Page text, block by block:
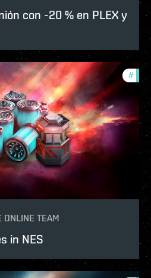
con -20 % en PLEX y
#
ONLINE TEAM
in NES